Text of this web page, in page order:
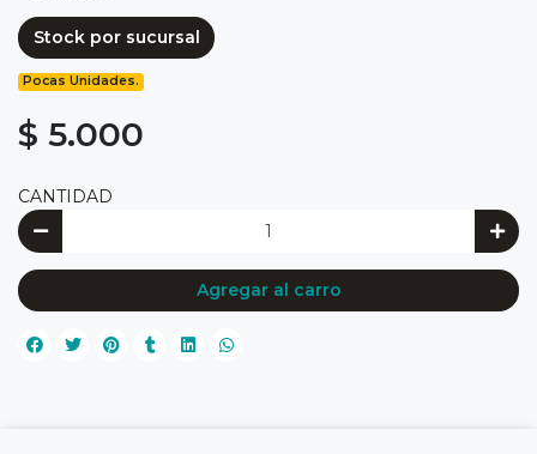
Stock por sucursal
Pocas Unidades.
$ 5.000
CANTIDAD
Agregar al carro